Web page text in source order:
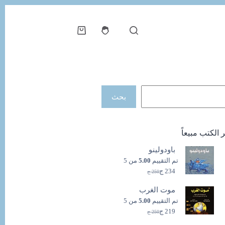
عربة
بحث
الكتب مبيعاً
باودولينو
تم التقييم 5.00 من 5
250 ج
السعر
هو:
250 ج.
234 ج
السعر
هو:
234 ج.
موت الغرب
تم التقييم 5.00 من 5
250 ج
السعر 219 ج
السعر